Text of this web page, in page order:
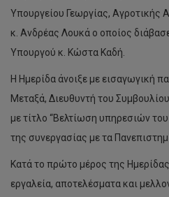
Υπουργείου Γεωργίας, Αγροτικής
κ. Ανδρέας Λουκά ο οποίος
Υπουργού κ. Κώστα Καδή.
Η Ημερίδα άνοιξε με εισαγωγική
Μεταξά, Διευθυντή του
με τίτλο “Βελτίωση υπηρεσιών
της συνεργασίας με τα
Κατά το πρώτο μέρος της
εργαλεία, αποτελέσματα και